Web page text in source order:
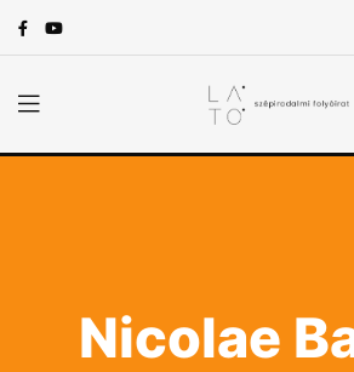
Nicolae